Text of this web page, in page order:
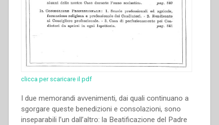
clicca per scaricare il pdf
I due memorandi avvenimenti, dai quali continuano a
sgorgare queste benedizioni e consolazioni, sono
inseparabili l’un dall’altro: la Beatificazione del Padre